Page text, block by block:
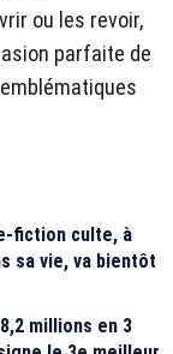
ou les revoir,
parfaite de
fiction culte, à
sa vie, va bientôt
millions en 3